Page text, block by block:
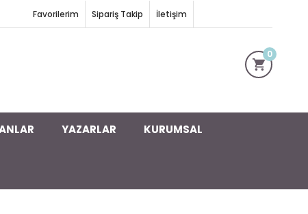
Sipariş Takip İletişim
Favorilerim
0
YAZARLAR KURUMSAL